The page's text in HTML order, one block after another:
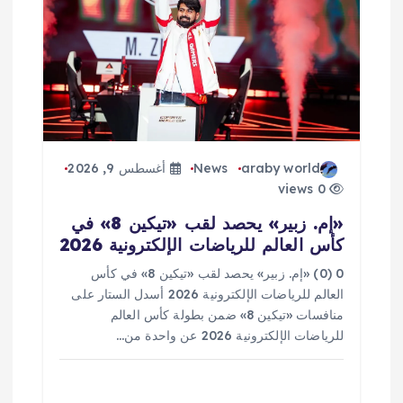
araby world
News
أغسطس 9, 2026
0 views
«إم. زبير» يحصد لقب «تيكين 8» في
كأس العالم للرياضات الإلكترونية 2026
0 (0) «إم. زبير» يحصد لقب «تيكين 8» في كأس
العالم للرياضات الإلكترونية 2026 أسدل الستار على
منافسات «تيكين 8» ضمن بطولة كأس العالم
للرياضات الإلكترونية 2026 عن واحدة من…